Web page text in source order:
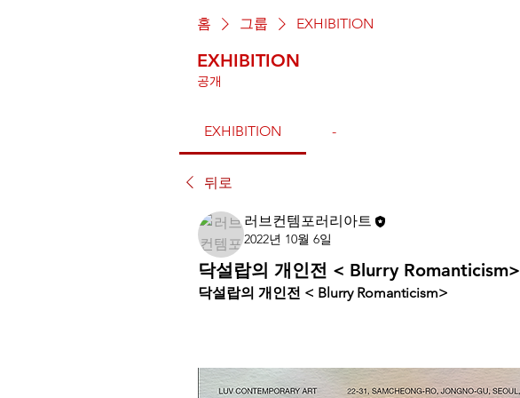
홈 그룹 EXHIBITION
EXHIBITION
공개
EXHIBITION -
뒤로
러브컨템포러리아트
2022년 10월 6일
닥설랍의 개인전 < Blurry Romanticism>
닥설랍의 개인전 < Blurry Romanticism>